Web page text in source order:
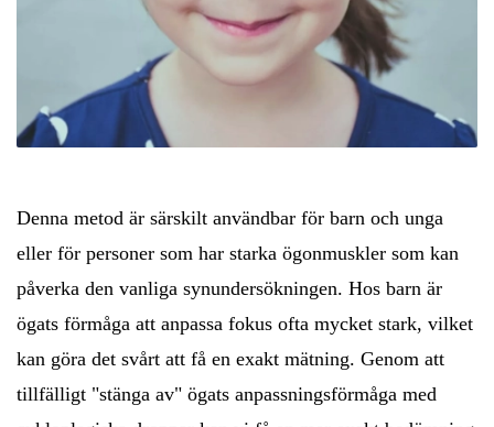
Denna metod är särskilt användbar för barn och unga
eller för personer som har starka ögonmuskler som kan
påverka den vanliga synundersökningen. Hos barn är
ögats förmåga att anpassa fokus ofta mycket stark, vilket
kan göra det svårt att få en exakt mätning. Genom att
tillfälligt "stänga av" ögats anpassningsförmåga med